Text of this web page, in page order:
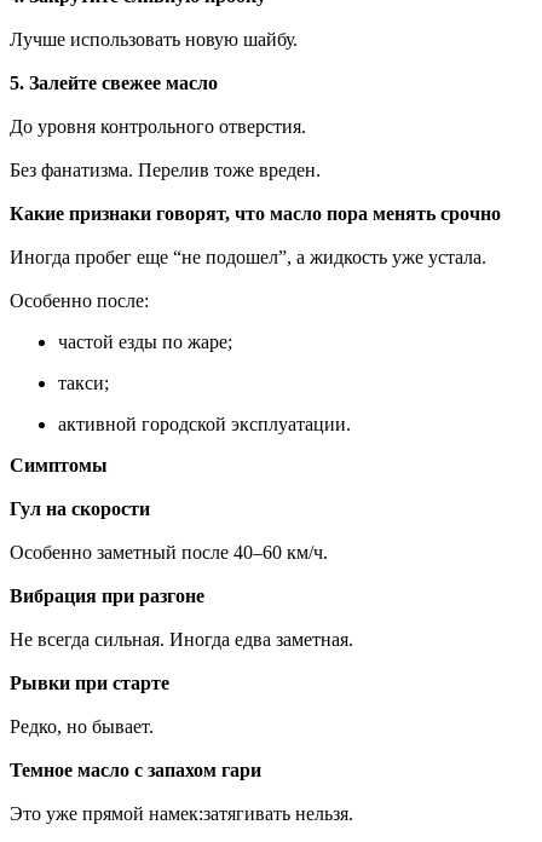
Лучше использовать новую шайбу.
5. Залейте свежее масло
До уровня контрольного отверстия.
Без фанатизма. Перелив тоже вреден.
Какие признаки говорят, что масло пора менять срочно
Иногда пробег еще “не подошел”, а жидкость уже устала.
Особенно после:
частой езды по жаре;
такси;
активной городской эксплуатации.
Симптомы
Гул на скорости
Особенно заметный после 40–60 км/ч.
Вибрация при разгоне
Не всегда сильная. Иногда едва заметная.
Рывки при старте
Редко, но бывает.
Темное масло с запахом гари
Это уже прямой намек:затягивать нельзя.